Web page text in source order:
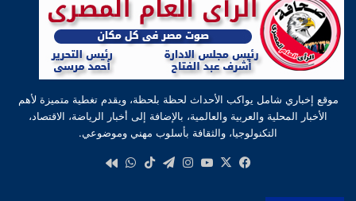
موقع إخباري شامل يواكب الأحداث لحظة بلحظة، ويقدم تغطية متميزة لأهم
الأخبار المحلية والعربية والعالمية، بالإضافة إلى أخبار الرياضة، الاقتصاد،
التكنولوجيا، والثقافة بأسلوب مهني وموضوعي.
فيسبوك
‫X
‫YouTube
انستقرام
تيلقرام‫TikTokواتساب